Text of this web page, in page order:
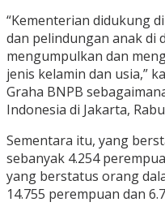
“Kementerian didukung
dan pelindungan anak di
mengumpulkan dan
jenis kelamin dan usia,”
Graha BNPB
Indonesia di Jakarta,
Sementara itu, yang
sebanyak 4.254
yang berstatus orang
14.755 perempuan dan